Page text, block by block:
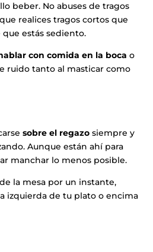
beber. No abuses de tragos
realices tragos cortos que
estás sediento.
con comida en la boca o
ruido tanto al masticar como
sobre el regazo siempre y
Aunque están ahí para
manchar lo menos posible.
la mesa por un instante,
izquierda de tu plato o encima